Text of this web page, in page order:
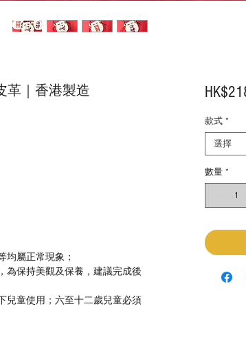
革｜香港製造
均屬正常現象；
為保持美觀及保養，建議完成後
兒童使用；六至十二歲兒童必須
款式 *
選擇
數量 *